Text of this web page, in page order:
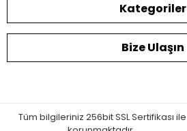
Kategoriler
Bize Ulaşın
Tüm bilgileriniz 256bit SSL Sertifikası ile